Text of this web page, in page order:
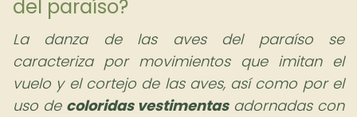
del paraíso?
La danza de las aves del paraíso se
caracteriza por movimientos que imitan el
vuelo y el cortejo de las aves, así como por el
uso de coloridas vestimentasadornadas con